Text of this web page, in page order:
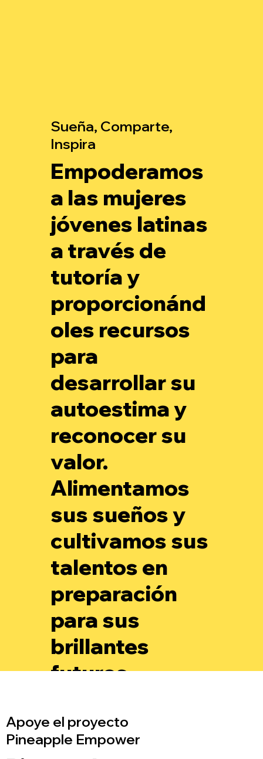
Sueña, Comparte,
Inspira
Empoderamos
a las mujeres
jóvenes latinas
a través de
tutoría y
proporcionánd
oles recursos
para
desarrollar su
autoestima y
reconocer su
valor.
Alimentamos
sus sueños y
cultivamos sus
talentos en
preparación
para sus
brillantes
futuros.
Apoye el proyecto
Pineapple Empower